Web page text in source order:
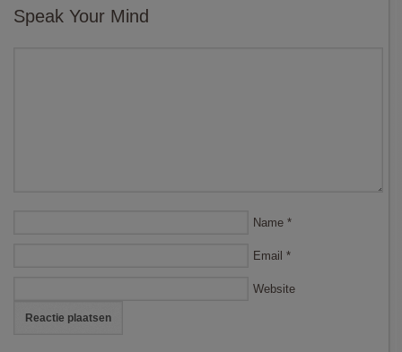
Speak Your Mind
Name *
Email *
Website